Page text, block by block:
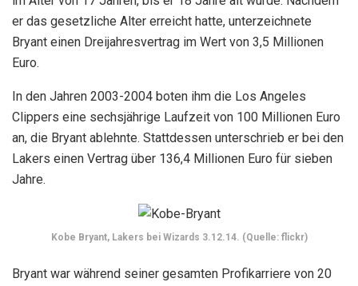
er das gesetzliche Alter erreicht hatte, unterzeichnete
Bryant einen Dreijahresvertrag im Wert von 3,5 Millionen
Euro.
In den Jahren 2003-2004 boten ihm die Los Angeles
Clippers eine sechsjährige Laufzeit von 100 Millionen Euro
an, die Bryant ablehnte. Stattdessen unterschrieb er bei den
Lakers einen Vertrag über 136,4 Millionen Euro für sieben
Jahre.
Kobe Bryant, Lakers bei Wizards 3.12.14. (Quelle: flickr)
Bryant war während seiner gesamten Profikarriere von 20